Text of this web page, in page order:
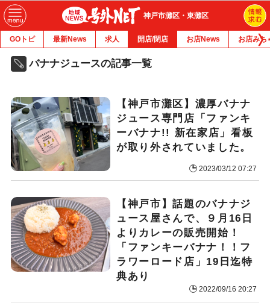
神戸市灘区・東灘区
GOトピ 最新News 求人 開店/閉店 お店News お店みち
バナナジュースの記事一覧
【神戸市灘区】濃厚バナナ
ジュース専門店「ファンキ
ーバナナ!! 新在家店」看板
が取り外されていました。
2023/03/12 07:27
【神戸市】話題のバナナジ
ュース屋さんで、９月16日
よりカレーの販売開始！
「ファンキーバナナ！！フ
ラワーロード店」19日迄特
典あり
2022/09/16 20:27